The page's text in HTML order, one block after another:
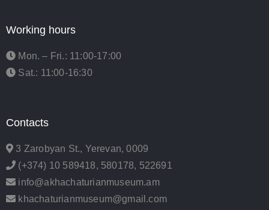
Working hours
Mon. – Fri.: 11:00-17:00
Sat.: 11:00-16:30
Contacts
3 Zarobyan St., Yerevan, 0009
(+374) 10 589418, 580178, 522691
info@akhachaturianmuseum.am
khachaturianmuseum@gmail.com